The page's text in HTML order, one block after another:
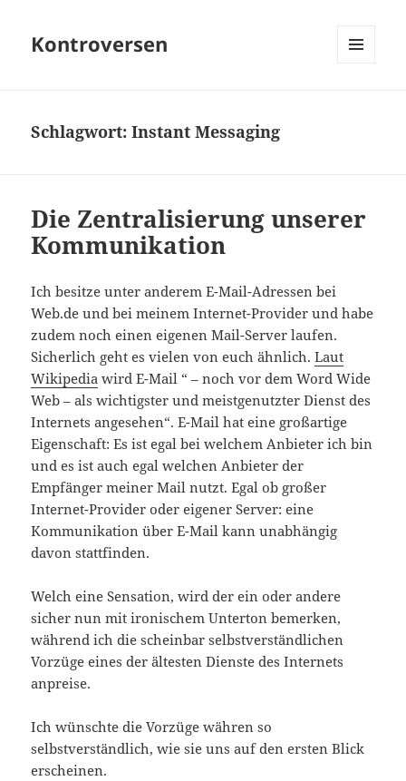
Kontroversen
Schlagwort:Instant Messaging
Die Zentralisierung unserer
Kommunikation
Ich besitze unter anderem E-Mail-Adressen bei
Web.de und bei meinem Internet-Provider und habe
zudem noch einen eigenen Mail-Server laufen.
Sicherlich geht es vielen von euch ähnlich.Laut
Wikipedia wird E-Mail “ – noch vor dem Word Wide
Web – als wichtigster und meistgenutzter Dienst des
Internets angesehen“. E-Mail hat eine großartige
Eigenschaft: Es ist egal bei welchem Anbieter ich bin
und es ist auch egal welchen Anbieter der
Empfänger meiner Mail nutzt. Egal ob großer
Internet-Provider oder eigener Server: eine
Kommunikation über E-Mail kann unabhängig
davon stattfinden.
Welch eine Sensation, wird der ein oder andere
sicher nun mit ironischem Unterton bemerken,
während ich die scheinbar selbstverständlichen
Vorzüge eines der ältesten Dienste des Internets
anpreise.
Ich wünschte die Vorzüge währen so
selbstverständlich, wie sie uns auf den ersten Blick
erscheinen.